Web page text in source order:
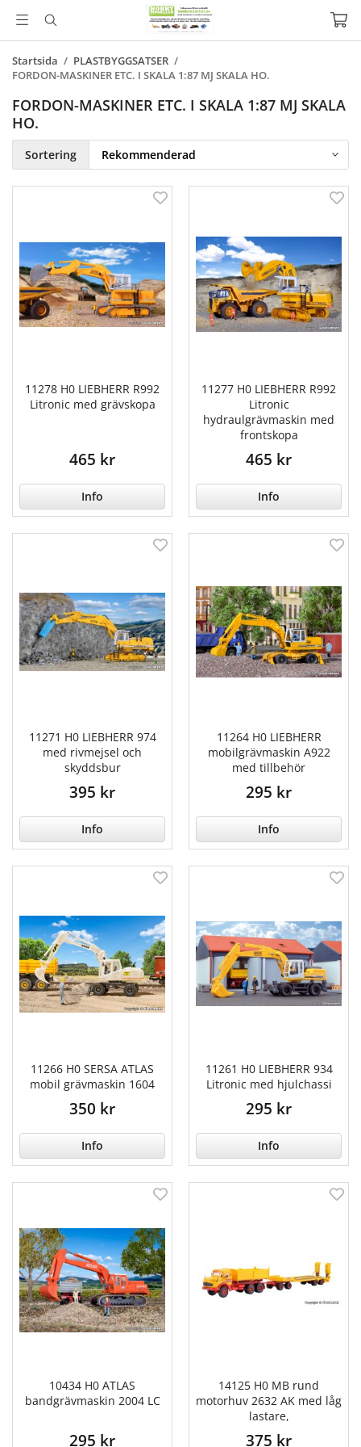
Startsida / PLASTBYGGSATSER /
FORDON-MASKINER ETC. I SKALA 1:87 MJ SKALA HO.
FORDON-MASKINER ETC. I SKALA 1:87 MJ SKALA
HO.
Sortering
11278 H0 LIEBHERR R992
Litronic med grävskopa
465 kr
Info
11277 H0 LIEBHERR R992
Litronic
hydraulgrävmaskin med
frontskopa
465 kr
Info
11271 H0 LIEBHERR 974
med rivmejsel och
skyddsbur
395 kr
Info
11264 H0 LIEBHERR
mobilgrävmaskin A922
med tillbehör
295 kr
Info
11266 H0 SERSA ATLAS
mobil grävmaskin 1604
350 kr
Info
11261 H0 LIEBHERR 934
Litronic med hjulchassi
295 kr
Info
10434 H0 ATLAS
bandgrävmaskin 2004 LC
295 kr
14125 H0 MB rund
motorhuv 2632 AK med låg
lastare,
375 kr